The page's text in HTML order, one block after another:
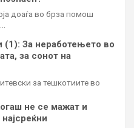
доаѓа во брза помош
(1): За неработењето во
за сонот на
за тешкотиите во
не се мажат и